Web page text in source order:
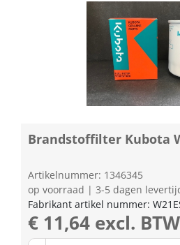
Brandstoffilter Kubota
Artikelnummer: 1346345
op voorraad | 3-5 dagen
Fabrikant artikel nummer:
€ 11,64 excl. BTW